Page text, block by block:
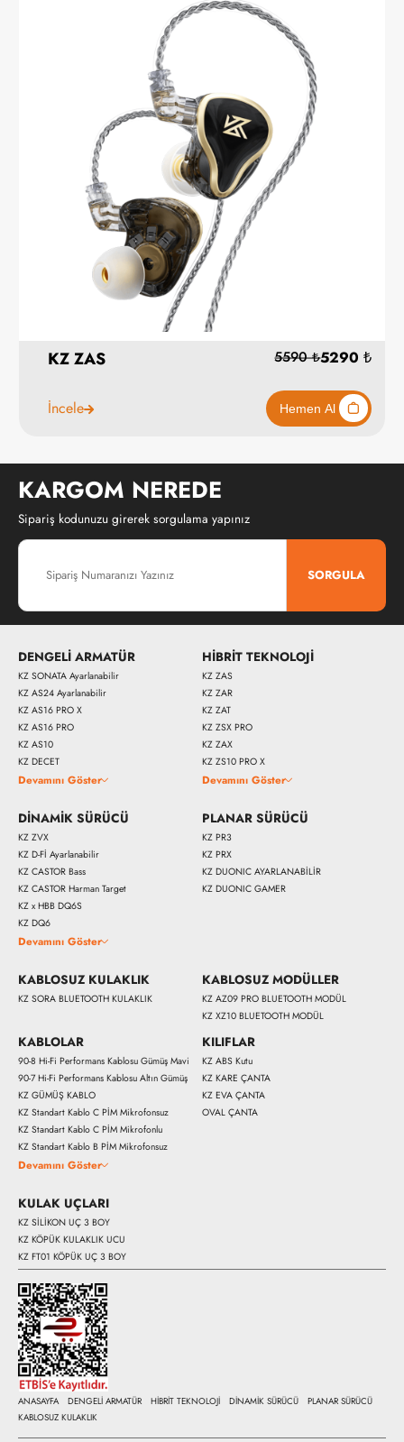
KZ ZAS
İncele
KARGOM NEREDE
Sipariş kodunuzu girerek sorgulama yapınız
SORGULA
DENGELİ ARMATÜR
KZ SONATA Ayarlanabilir
KZ AS24 Ayarlanabilir
KZ AS16 PRO X
KZ AS16 PRO
KZ AS10
KZ DECET
Devamını Göster
HİBRİT TEKNOLOJİ
KZ ZAS
KZ ZAR
KZ ZAT
KZ ZSX PRO
KZ ZAX
KZ ZS10 PRO X
Devamını Göster
DİNAMİK SÜRÜCÜ
KZ ZVX
KZ D-Fİ Ayarlanabilir
KZ CASTOR Bass
KZ CASTOR Harman Target
KZ x HBB DQ6S
KZ DQ6
Devamını Göster
PLANAR SÜRÜCÜ
KZ PR3
KZ PRX
KZ DUONIC AYARLANABİLİR
KZ DUONIC GAMER
KABLOSUZ KULAKLIK
KZ SORA BLUETOOTH KULAKLIK
KABLOSUZ MODÜLLER
KZ AZ09 PRO BLUETOOTH MODÜL
KZ XZ10 BLUETOOTH MODÜL
KABLOLAR
90-8 Hi-Fi Performans Kablosu Gümüş Mavi
90-7 Hi-Fi Performans Kablosu Altın Gümüş
KZ GÜMÜŞ KABLO
KZ Standart Kablo C PİM Mikrofonsuz
KZ Standart Kablo C PİM Mikrofonlu
KZ Standart Kablo B PİM Mikrofonsuz
Devamını Göster
KILIFLAR
KZ ABS Kutu
KZ KARE ÇANTA
KZ EVA ÇANTA
OVAL ÇANTA
KULAK UÇLARI
KZ SİLİKON UÇ 3 BOY
KZ KÖPÜK KULAKLIK UCU
KZ FT01 KÖPÜK UÇ 3 BOY
ANASAYFA DENGELİ ARMATÜR HİBRİT TEKNOLOJİ DİNAMİK SÜRÜCÜ
PLANAR SÜRÜCÜ
KABLOSUZ KULAKLIK